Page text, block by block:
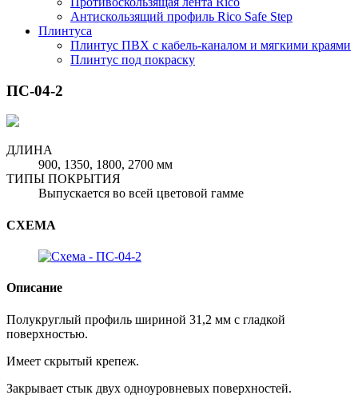
Антискользящий профиль Rico Safe Step
Плинтуса
Плинтус ПВХ с кабель-каналом и мягкими краями
Плинтус под покраску
ПС-04-2
ДЛИНА
900, 1350, 1800, 2700 мм
ТИПЫ ПОКРЫТИЯ
Выпускается во всей цветовой гамме
СХЕМА
Описание
Полукруглый профиль шириной 31,2 мм с гладкой
поверхностью.
Имеет скрытый крепеж.
Закрывает стык двух одноуровневых поверхностей.